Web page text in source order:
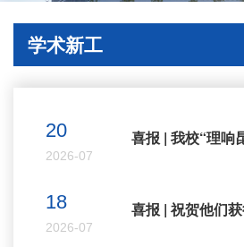
学术新工
20
2026-07
18
2026-07